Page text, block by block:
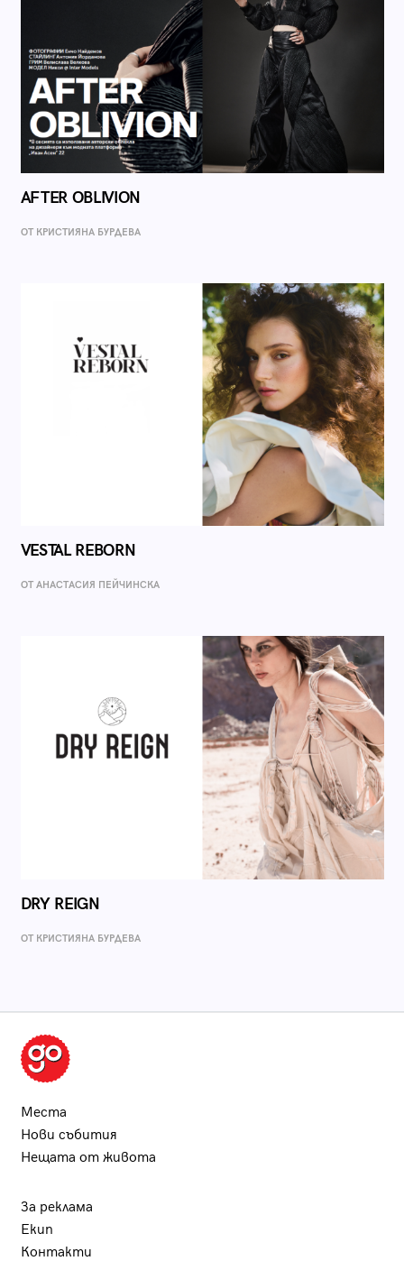
AFTER OBLIVION
ОТ КРИСТИЯНА БУРДЕВА
VESTAL REBORN
ОТ AНАСТАСИЯ ПЕЙЧИНСКА
DRY REIGN
ОТ КРИСТИЯНА БУРДЕВА
Места
Нови събития
Нещата от живота
За реклама
Екип
Контакти